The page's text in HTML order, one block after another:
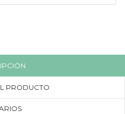
PRODUCTO